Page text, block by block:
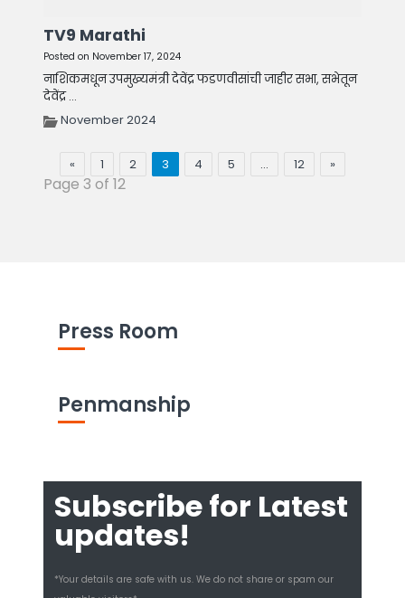
Press Room
Penmanship
Subscribe for Latest
updates!
*Your details are safe with us. We do not share or spam our
TV9 Marathi
Posted on November 17, 2024
नाशिकमधून उपमुख्यमंत्री देवेंद्र फडणवीसांची जाहीर सभा, सभेतून
देवेंद्र ...
November 2024
« 1 2 3 4 5 … 12 »
Page 3 of 12